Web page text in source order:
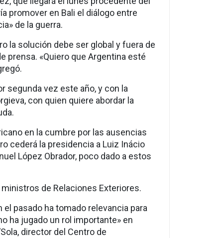
promover en Bali el diálogo entre
de la guerra.
la solución debe ser global y fuera de
prensa. «Quiero que Argentina esté
segunda vez este año, y con la
con quien quiere abordar la
en la cumbre por las ausencias
cederá la presidencia a Luiz Inácio
López Obrador, poco dado a estos
de Relaciones Exteriores.
el pasado ha tomado relevancia para
ha jugado un rol importante» en
director del Centro de